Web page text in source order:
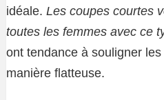
idéale. Les coupes courtes
toutes les femmes avec ce
ont tendance à souligner
manière flatteuse.